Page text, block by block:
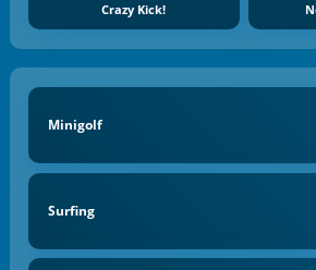
Crazy Kick!
Minigolf
Surfing